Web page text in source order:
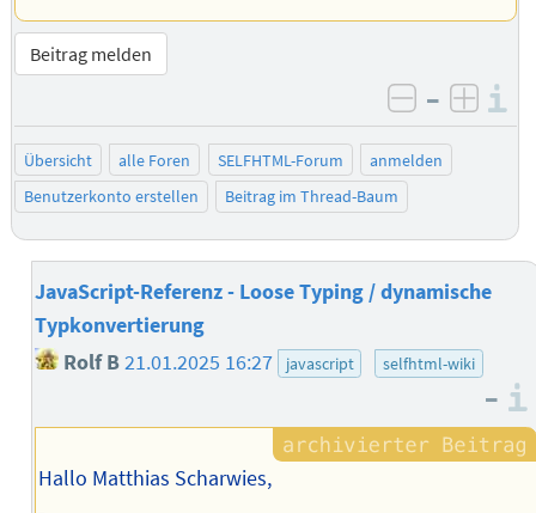
Beitrag melden
negativ
–
Übersicht alle Foren SELFHTML-Forum
anmelden
Benutzerkonto erstellen
Beitrag im Thread-Baum
JavaScript-Referenz - Loose Typing / dynamische
Typkonvertierung
Rolf B21.01.2025 16:27 javascript selfhtml-wiki
–
Hallo Matthias Scharwies,